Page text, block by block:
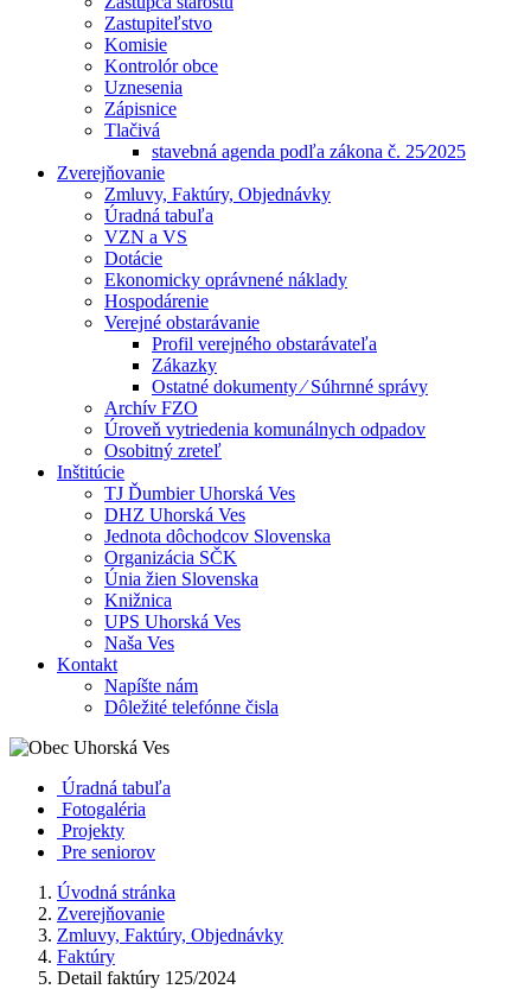
Zastupiteľstvo
Komisie
Kontrolór obce
Uznesenia
Zápisnice
Tlačivá
stavebná agenda podľa zákona č. 25⁄2025
Zverejňovanie
Zmluvy, Faktúry, Objednávky
Úradná tabuľa
VZN a VS
Dotácie
Ekonomicky oprávnené náklady
Hospodárenie
Verejné obstarávanie
Profil verejného obstarávateľa
Zákazky
Ostatné dokumenty ⁄ Súhrnné správy
Archív FZO
Úroveň vytriedenia komunálnych odpadov
Osobitný zreteľ
Inštitúcie
TJ Ďumbier Uhorská Ves
DHZ Uhorská Ves
Jednota dôchodcov Slovenska
Organizácia SČK
Únia žien Slovenska
Knižnica
UPS Uhorská Ves
Naša Ves
Kontakt
Napíšte nám
Dôležité telefónne čisla
Úradná tabuľa
Fotogaléria
Projekty
Pre seniorov
Úvodná stránka
Zverejňovanie
Zmluvy, Faktúry, Objednávky
Faktúry
Detail faktúry 125/2024